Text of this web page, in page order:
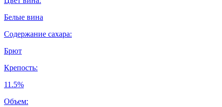
Белые вина
Содержание сахара:
Брют
Крепость:
11.5%
Объем: